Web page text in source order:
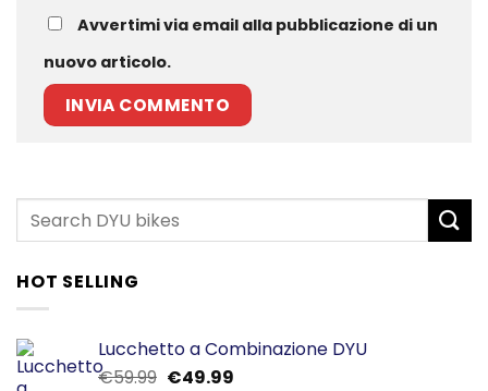
Avvertimi via email alla pubblicazione di un
nuovo articolo.
HOT SELLING
Lucchetto a Combinazione DYU
€59.99 Il
€49.99Il